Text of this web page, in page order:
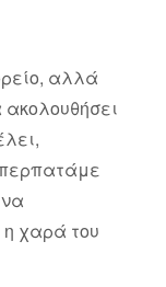
αλλά
χαρά του